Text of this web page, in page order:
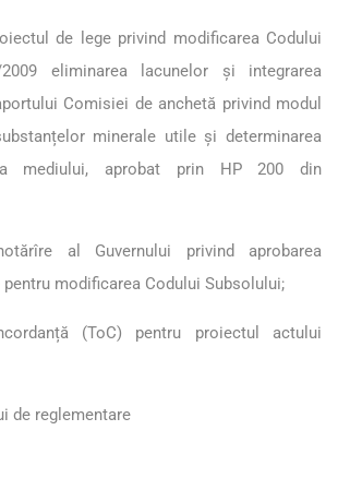
de lege privind modificarea Codului
eliminarea lacunelor și integrarea
Comisiei de anchetă privind modul
minerale utile și determinarea
mediului, aprobat prin HP 200 din
al Guvernului privind aprobarea
modificarea Codului Subsolului;
(ToC) pentru proiectul actului
de reglementare